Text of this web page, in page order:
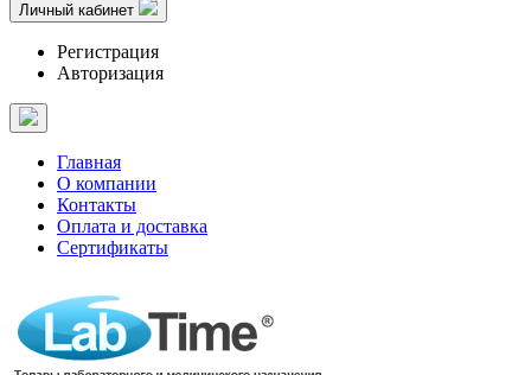
Личный кабинет
Регистрация
Авторизация
Главная
О компании
Контакты
Оплата и доставка
Сертификаты